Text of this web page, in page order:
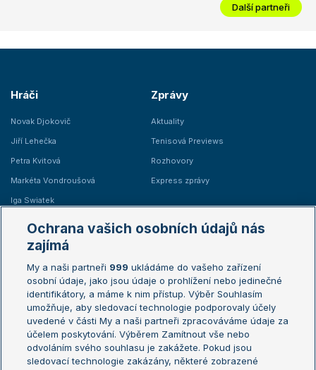
Další partneři
Hráči
Novak Djokovič
Jiří Lehečka
Petra Kvitová
Markéta Vondroušová
Iga Swiatek
Zprávy
Aktuality
Tenisová Previews
Rozhovory
Express zprávy
Žebříčky
Žebříček ATP (muži)
Žebříček WTA (ženy)
Sázkařský žebříček
Australian Open
French Open
Wimbledon
US Open
Turnaj mistrů
Turnaj mistryň
Ochrana vašich osobních údajů nás
zajímá
My a naši partneři 999 ukládáme do vašeho zařízení
osobní údaje, jako jsou údaje o prohlížení nebo jedinečné
identifikátory, a máme k nim přístup. Výběr Souhlasím
umožňuje, aby sledovací technologie podporovaly účely
uvedené v části My a naši partneři zpracováváme údaje za
účelem poskytování. Výběrem Zamítnout vše nebo
odvoláním svého souhlasu je zakážete. Pokud jsou
sledovací technologie zakázány, některé zobrazené